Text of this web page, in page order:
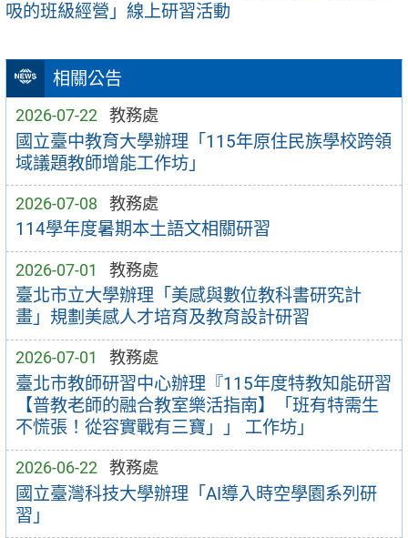
相關公告
2026-07-22 教務處
國立臺中教育大學辦理「115年原住民族學校跨領
域議題教師增能工作坊」
2026-07-08 教務處
114學年度暑期本土語文相關研習
2026-07-01 教務處
臺北市立大學辦理「美感與數位教科書研究計
畫」規劃美感人才培育及教育設計研習
2026-07-01 教務處
臺北市教師研習中心辦理『115年度特教知能研習
【普教老師的融合教室樂活指南】「班有特需生
不慌張！從容實戰有三寶」」 工作坊」
2026-06-22 教務處
國立臺灣科技大學辦理「AI導入時空學園系列研
習」
吸的班級經營」線上研習活動